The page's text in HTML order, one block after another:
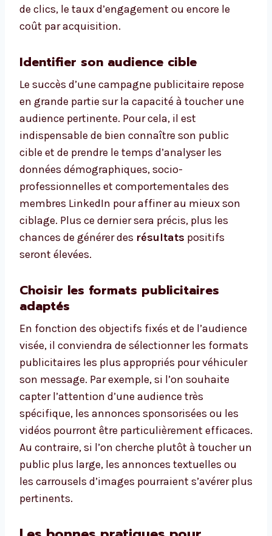
de clics, le taux d’engagement ou encore le
coût par acquisition.
Identifier son audience cible
Le succès d’une campagne publicitaire repose
en grande partie sur la capacité à toucher une
audience pertinente. Pour cela, il est
indispensable de bien connaître son public
cible et de prendre le temps d’analyser les
données démographiques, socio-
professionnelles et comportementales des
membres LinkedIn pour affiner au mieux son
ciblage. Plus ce dernier sera précis, plus les
chances de générer des résultats positifs
seront élevées.
Choisir les formats publicitaires
adaptés
En fonction des objectifs fixés et de l’audience
visée, il conviendra de sélectionner les formats
publicitaires les plus appropriés pour véhiculer
son message. Par exemple, si l’on souhaite
capter l’attention d’une audience très
spécifique, les annonces sponsorisées ou les
vidéos pourront être particulièrement efficaces.
Au contraire, si l’on cherche plutôt à toucher un
public plus large, les annonces textuelles ou
les carrousels d’images pourraient s’avérer plus
pertinents.